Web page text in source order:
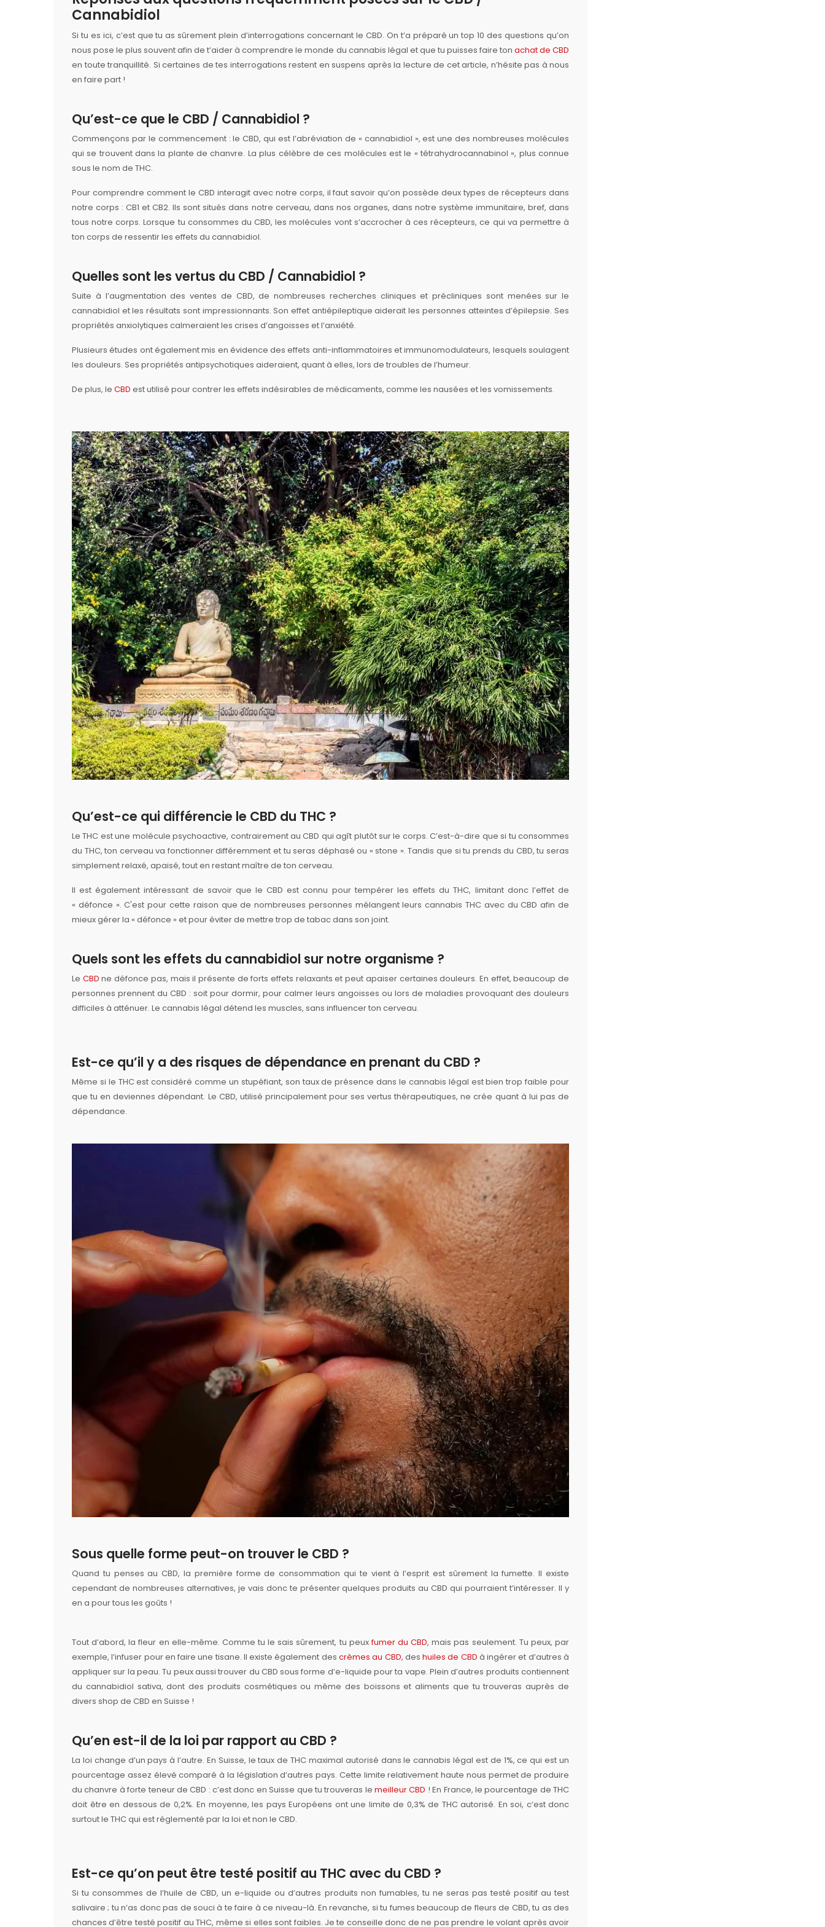
Cannabidiol
Si tu es ici, c’est que tu as sûrement plein d’interrogations concernant le CBD. On t’a préparé un top 10 des questions qu’on
nous pose le plus souvent afin de t’aider à comprendre le monde du cannabis légal et que tu puisses faire ton achat de CBD
en toute tranquillité. Si certaines de tes interrogations restent en suspens après la lecture de cet article, n’hésite pas à nous
en faire part !
Qu’est-ce que le CBD / Cannabidiol ?
Commençons par le commencement : le CBD, qui est l’abréviation de « cannabidiol », est une des nombreuses molécules
qui se trouvent dans la plante de chanvre. La plus célèbre de ces molécules est le « tétrahydrocannabinol », plus connue
sous le nom de THC.
Pour comprendre comment le CBD interagit avec notre corps, il faut savoir qu’on possède deux types de récepteurs dans
notre corps : CB1 et CB2. Ils sont situés dans notre cerveau, dans nos organes, dans notre système immunitaire, bref, dans
tous notre corps. Lorsque tu consommes du CBD, les molécules vont s’accrocher à ces récepteurs, ce qui va permettre à
ton corps de ressentir les effets du cannabidiol.
Quelles sont les vertus du CBD / Cannabidiol ?
Suite à l’augmentation des ventes de CBD, de nombreuses recherches cliniques et précliniques sont menées sur le
cannabidiol et les résultats sont impressionnants. Son effet antiépileptique aiderait les personnes atteintes d’épilepsie. Ses
propriétés anxiolytiques calmeraient les crises d’angoisses et l’anxiété.
Plusieurs études ont également mis en évidence des effets anti-inflammatoires et immunomodulateurs, lesquels soulagent
les douleurs. Ses propriétés antipsychotiques aideraient, quant à elles, lors de troubles de l’humeur.
De plus, le CBD est utilisé pour contrer les effets indésirables de médicaments, comme les nausées et les vomissements.
Qu’est-ce qui différencie le CBD du THC ?
Le THC est une molécule psychoactive, contrairement au CBD qui agît plutôt sur le corps. C’est-à-dire que si tu consommes
du THC, ton cerveau va fonctionner différemment et tu seras déphasé ou « stone ». Tandis que si tu prends du CBD, tu seras
simplement relaxé, apaisé, tout en restant maître de ton cerveau.
Il est également intéressant de savoir que le CBD est connu pour tempérer les effets du THC, limitant donc l’effet de
« défonce ». C'est pour cette raison que de nombreuses personnes mélangent leurs cannabis THC avec du CBD afin de
mieux gérer la « défonce » et pour éviter de mettre trop de tabac dans son joint.
Quels sont les effets du cannabidiol sur notre organisme ?
Le CBD ne défonce pas, mais il présente de forts effets relaxants et peut apaiser certaines douleurs. En effet, beaucoup de
personnes prennent du CBD : soit pour dormir, pour calmer leurs angoisses ou lors de maladies provoquant des douleurs
difficiles à atténuer. Le cannabis légal détend les muscles, sans influencer ton cerveau.
Est-ce qu’il y a des risques de dépendance en prenant du CBD ?
Même si le THC est considéré comme un stupéfiant, son taux de présence dans le cannabis légal est bien trop faible pour
que tu en deviennes dépendant. Le CBD, utilisé principalement pour ses vertus thérapeutiques, ne crée quant à lui pas de
dépendance.
Sous quelle forme peut-on trouver le CBD ?
Quand tu penses au CBD, la première forme de consommation qui te vient à l’esprit est sûrement la fumette. Il existe
cependant de nombreuses alternatives, je vais donc te présenter quelques produits au CBD qui pourraient t’intéresser. Il y
en a pour tous les goûts !
Tout d’abord, la fleur en elle-même. Comme tu le sais sûrement, tu peuxfumer du CBD, mais pas seulement. Tu peux, par
exemple, l’infuser pour en faire une tisane. Il existe également des crèmes au CBD, deshuiles de CBD à ingérer et d’autres à
appliquer sur la peau. Tu peux aussi trouver du CBD sous forme d’e-liquide pour ta vape. Plein d’autres produits contiennent
du cannabidiol sativa, dont des produits cosmétiques ou même des boissons et aliments que tu trouveras auprès de
divers shop de CBD en Suisse !
Qu’en est-il de la loi par rapport au CBD ?
La loi change d’un pays à l’autre. En Suisse, le taux de THC maximal autorisé dans le cannabis légal est de 1%, ce qui est un
pourcentage assez élevé comparé à la législation d’autres pays. Cette limite relativement haute nous permet de produire
du chanvre à forte teneur de CBD : c’est donc en Suisse que tu trouveras le meilleur CBD ! En France, le pourcentage de THC
doit être en dessous de 0,2%. En moyenne, les pays Européens ont une limite de 0,3% de THC autorisé. En soi, c’est donc
surtout le THC qui est réglementé par la loi et non le CBD.
Est-ce qu’on peut être testé positif au THC avec du CBD ?
Si tu consommes de l’huile de CBD, un e-liquide ou d’autres produits non fumables, tu ne seras pas testé positif au test
salivaire ; tu n’as donc pas de souci à te faire à ce niveau-là. En revanche, si tu fumes beaucoup de fleurs de CBD, tu as des
chances d’être testé positif au THC, même si elles sont faibles. Je te conseille donc de ne pas prendre le volant après avoir